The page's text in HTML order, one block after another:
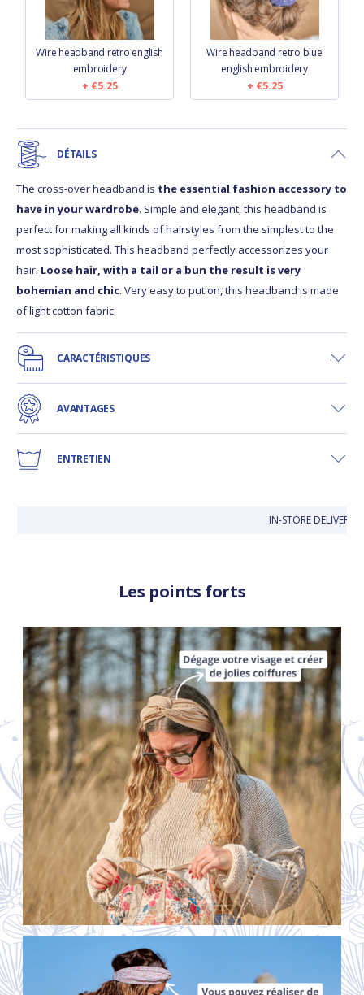
Wire headband retro english
embroidery
€5.25
Wire headband retro blue
english embroidery
€5.25
DÉTAILS
The cross-over headband is the essential fashion accessory to
have in your wardrobe. Simple and elegant, this headband is
perfect for making all kinds of hairstyles from the simplest to the
most sophisticated. This headband perfectly accessorizes your
hair. Loose hair, with a tail or a bun the result is very
bohemian and chic. Very easy to put on, this headband is made
of light cotton fabric.
CARACTÉRISTIQUES
AVANTAGES
ENTRETIEN
IN-STORE DELIVERY
Les points forts